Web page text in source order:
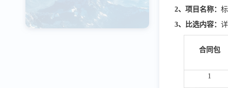
2、项目名称：
3、
比选内容：
合同包
1